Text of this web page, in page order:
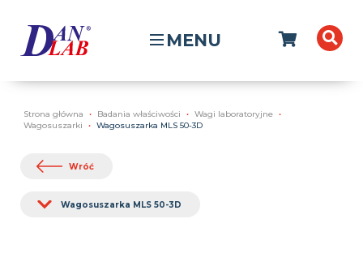
MENU
Strona główna Badania właściwości
Wagi laboratoryjne
Wagosuszarki
Wagosuszarka MLS 50-3D
Wróć
Wagosuszarka MLS 50-3D